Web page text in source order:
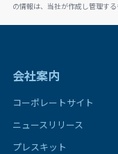
の情報は、当社が作成し管理す
会社案内
コーポレートサイト
ニュースリリース
プレスキット